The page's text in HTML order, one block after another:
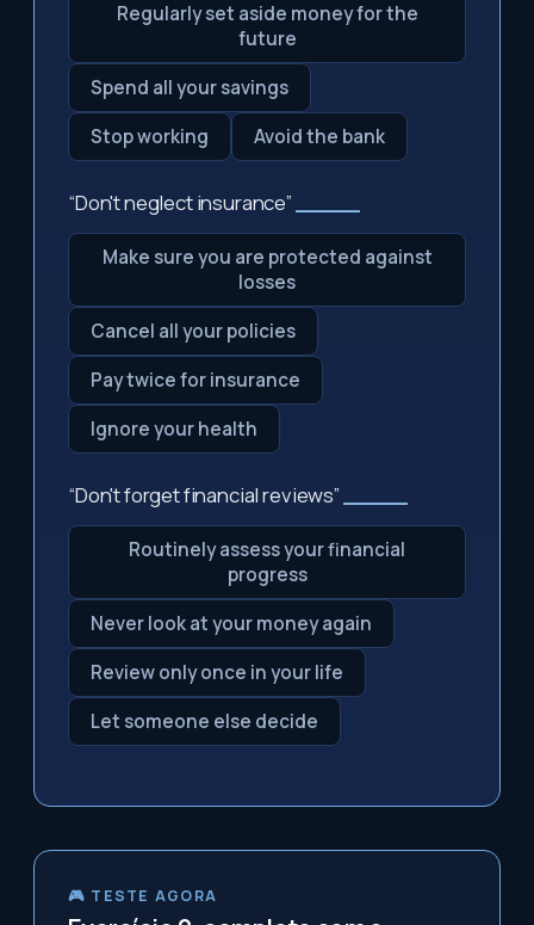
Regularly set aside money for the
future
Spend all your savings
Stop working
Avoid the bank
“Don't neglect insurance”
Make sure you are protected against
losses
Cancel all your policies
Pay twice for insurance
Ignore your health
“Don't forget financial reviews”
Routinely assess your financial
progress
Never look at your money again
Review only once in your life
Let someone else decide
🎮 TESTE AGORA